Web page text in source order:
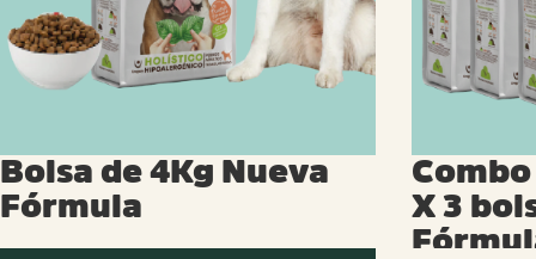
Bolsa de 4Kg Nueva
Fórmula
X 3